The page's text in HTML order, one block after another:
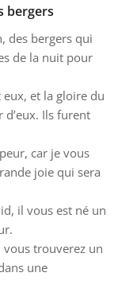
bergers
des bergers qui
de la nuit pour
eux, et la gloire du
Ils furent
car je vous
joie qui sera
il vous est né un
vous trouverez un
une